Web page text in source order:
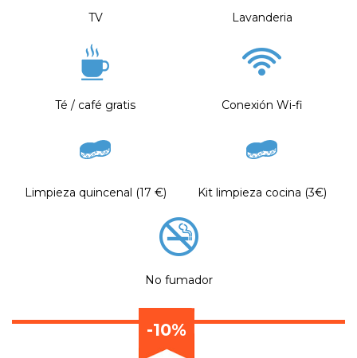
TV Lavanderia
Té / café gratis Conexión Wi-fi
Limpieza quincenal (17 €) Kit limpieza cocina (3€)
No fumador
-10%